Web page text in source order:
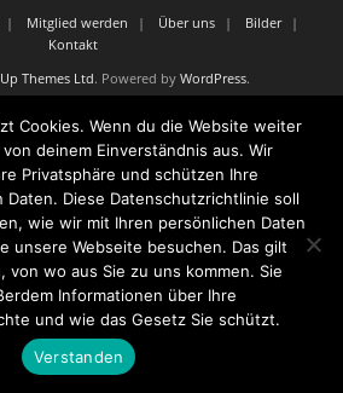
Mitglied werden Über uns
Bilder
Kontakt
Themes Ltd. Powered by WordPress.
Cookies. Wenn du die Website weiter
deinem Einverständnis aus. Wir
Privatsphäre und schützen Ihre
Daten. Diese Datenschutzrichtlinie soll
wie wir mit Ihren persönlichen Daten
unsere Webseite besuchen. Das gilt
von wo aus Sie zu uns kommen. Sie
Informationen über Ihre
und wie das Gesetz Sie schützt.
Verstanden